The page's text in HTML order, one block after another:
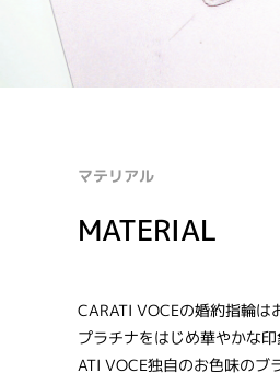
マテリアル
MATERIAL
CARATI VOCEの婚約指輪は
プラチナをはじめ華やかな
ATI VOCE独自のお色味のブ